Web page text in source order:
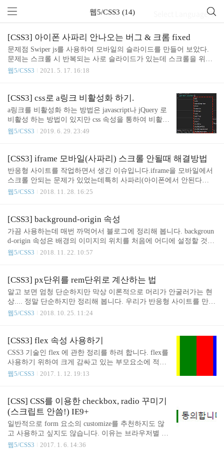
웹5/CSS3 (14)
[CSS3] 아이폰 사파리 안나오는 버그 & 크롬 fixed
문제점 Swiper js를 사용하여 모바일의 슬라이드를 만들어 보았다.
문제는 스크롤 시 반복되는 사로 슬라이드가 있는데 스크롤을 위에
서 아래로 내리고 다시 위로 올리면 슬라이드를 조작하는 nav 버튼
은 슬라이드 움직이는 리스트보다 nav가 더 크게 잡혀있었다. 검색
을 하다가 우연히 발견한 크롬fixed 버그에 대한 내용이다. 크롬에서
fixed를 사용하면 사라지는 버그가 있다고 한다.(?) 우선 한번 그대로
아래와 같은 내용을 넣었다. .target{ -webkit-backface-visibility:hidde
n; -webkit-transform:translat..
웹5/CSS3 2021. 5. 17. 16:18
[CSS3] css로 a링크 비활성화 하기.
a링크를 비활성화 하는 방법은 javascript나 jQuery 로
비활성 하는 방법이 있지만 css 속성을 통하여 비활성
화 할 수 있습니다. css 를 이용하는것을 권하는 이유
는 제거를 통해 가능하기 때문이죠. 방법은 매우 간
단합니다. 아래와 같이 적용해 주세요. 네이버 바로
가기 href 에 네이버로 연결할 수 있게 링크를 걸어
주었지만 실제 웹으로 화면을 확인하고 눌렀을때 네
이버로 링크를 가지 않는것을 확인할 수 있습니다. p
발자모드로 확인해 보았습니다. 생각보다 여러가지
속성을 가지고 있네요~ 속성값의 내용은 여기서 다
루진 않고 한..
웹5/CSS3 2019. 6. 29. 23:49
[CSS3] iframe 모바일(사파리) 스크롤 안될때 해결방법
반응형 사이트를 작업하면서 생긴 이슈입니다.iframe을 모바일에서
스크롤 안되는 문제가 있었는데특히 사파리(아이폰에서 안된다
능....)에서 안된다는 이슈가 있었습니다. 특정 영역 안에 iframe을 넣
이 있었는데제가 잘못 적용한것도 있을 수 있지만 완벽하진 않았습
니다. 그래서 조금 수정해서 올려봅니다.HTML123 Colored by Color
Scriptercs SCSS1234567891011.iframe-wrap{ border: 1px solid #d6d6d
6; height: 150px; overflow: auto; -webkit-overflow-scrolling: to..
웹5/CSS3 2018. 11. 28. 16:25
[CSS3] background-origin 속성
가끔 사용하는데 매번 까먹어서 블로그에 정리해 봅니다. backgroun
d-origin 속성은 배경의 이미지의 위치를 처음에 어디에 설정할 것인
지를 정해줍니다. 정식 설명은 무시하고 내가 사용해본 결과 그렇습
배경의 시작을 패딩(padding)의 안쪽에서 시작 initial 기본값으로 설
정 inherit 부모요소에서 상속받는다. 사용에 대한 화면 확인은 w3sch
ools 에서 확인하면 됩니다.참고 : https://www.w3schools.com/cssref/pl
웹5/CSS3 2018. 11. 22. 10:57
[CSS3] px단위를 rem단위로 계산하는 법
알고 보면 엄청 단순하지만 막상 이론적으로 머리가 안굴러가는 현
상.... 정말 단순하지만 정리해 봅니다. 우리가 반응형 사이트를 만들
때 em또는 rem 단위로 font size를 작업합니다. em이나 rem 같은 경우
요소(html)에게 영향을 받습니다. em은 부모요소에 12px의 폰트사이
즈가 적용되어 있다면1em은 12px 입니다. 그럼 2em은 24px 이고요.
ㅎ rem은 부모요소에 12px로 적용하여도 부모요소에 영향을 받는 것
에 16px로 적용되어 있다면1rem은 16px이고 2rem은 32xp ..
웹5/CSS3 2018. 10. 25. 11:24
[CSS3] flex 속성 사용하기
CSS3 기술인 flex 에 관한 정리를 하려 합니다. flex를
사용하기 위하여 크게 감싸고 있는 부모요소에 적용
해야 할것과자식요소에 적용할 부분을 나눠서 설명
8192021222324252627282930.conbox{ width:500px; he
ight:300px; -ms-display:flexbox; display:-webkit-flex; /*
Safari */ display:flex; -webkit-flex-flow:row-reverse wra
p; /* Safari 6.1+ */ flex-flow:row-reverse wrap;}.conbo
x div{ -webkit-fle..
웹5/CSS3 2017. 1. 12. 19:13
[CSS] CSS를 이용한 checkbox, radio 꾸미기
(스크립트 안씀!) IE9+
일반적으로 form 요소의 customize를 추천하지도 않
고 사용하고 싶지도 않습니다. 이유는 브라우저별 모
양이 너무 재각기이고 이러한 폼요소는 기본적으로
웹5/CSS3 2017. 1. 6. 14:36
Select Language▼